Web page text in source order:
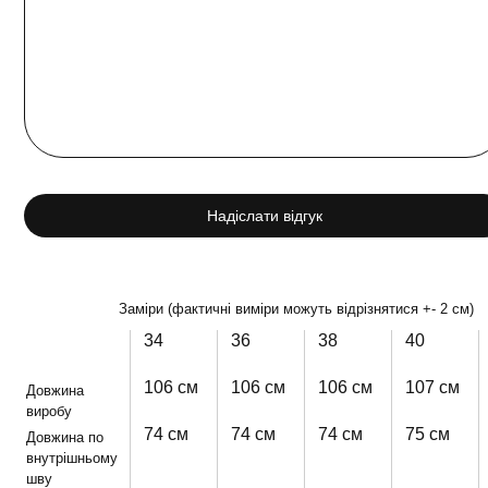
Надіслати відгук
Заміри (фактичні виміри можуть відрізнятися +- 2 см)
34 36 38 40
Довжина
виробу
106 см 106 см 106 см 107 см
Довжина по
внутрішньому
шву
74 см 74 см 74 см 75 см